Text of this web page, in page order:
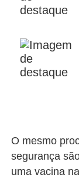
O mesmo
segurança
uma vacina